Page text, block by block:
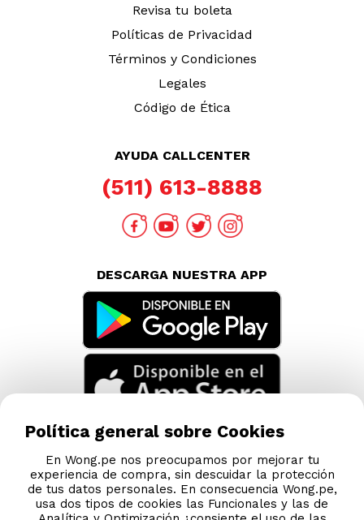
Revisa tu boleta
Políticas de Privacidad
Términos y Condiciones
Legales
Código de Ética
AYUDA CALLCENTER
(511) 613-8888
DESCARGA NUESTRA APP
Política general sobre Cookies
En Wong.pe nos preocupamos por mejorar tu
experiencia de compra, sin descuidar la protección
de tus datos personales. En consecuencia Wong.pe,
usa dos tipos de cookies las Funcionales y las de